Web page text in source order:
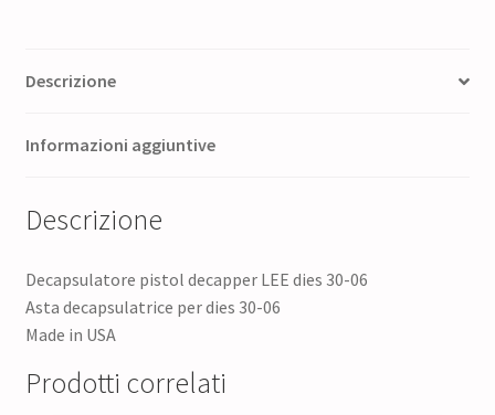
Descrizione
Informazioni aggiuntive
Descrizione
Decapsulatore pistol decapper LEE dies 30-06
Asta decapsulatrice per dies 30-06
Made in USA
Prodotti correlati